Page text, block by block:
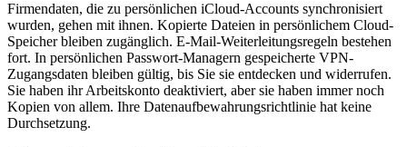
Firmendaten, die zu persönlichen iCloud-Accounts synchronisiert
wurden, gehen mit ihnen. Kopierte Dateien in persönlichem Cloud-
Speicher bleiben zugänglich. E-Mail-Weiterleitungsregeln bestehen
fort. In persönlichen Passwort-Managern gespeicherte VPN-
Zugangsdaten bleiben gültig, bis Sie sie entdecken und widerrufen.
Sie haben ihr Arbeitskonto deaktiviert, aber sie haben immer noch
Kopien von allem. Ihre Datenaufbewahrungsrichtlinie hat keine
Durchsetzung.